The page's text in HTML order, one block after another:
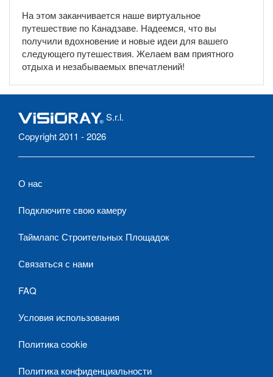
На этом заканчивается наше виртуальное
путешествие по Канадзаве. Надеемся, что вы
получили вдохновение и новые идеи для вашего
следующего путешествия. Желаем вам приятного
отдыха и незабываемых впечатлений!
S.r.l.
Copyright 2011 - 2026
О нас
Подключите свою камеру
Таймлапс Строительных Площадок
Связаться с нами
FAQ
Условия использования
Политика cookie
Политика конфиденциальности